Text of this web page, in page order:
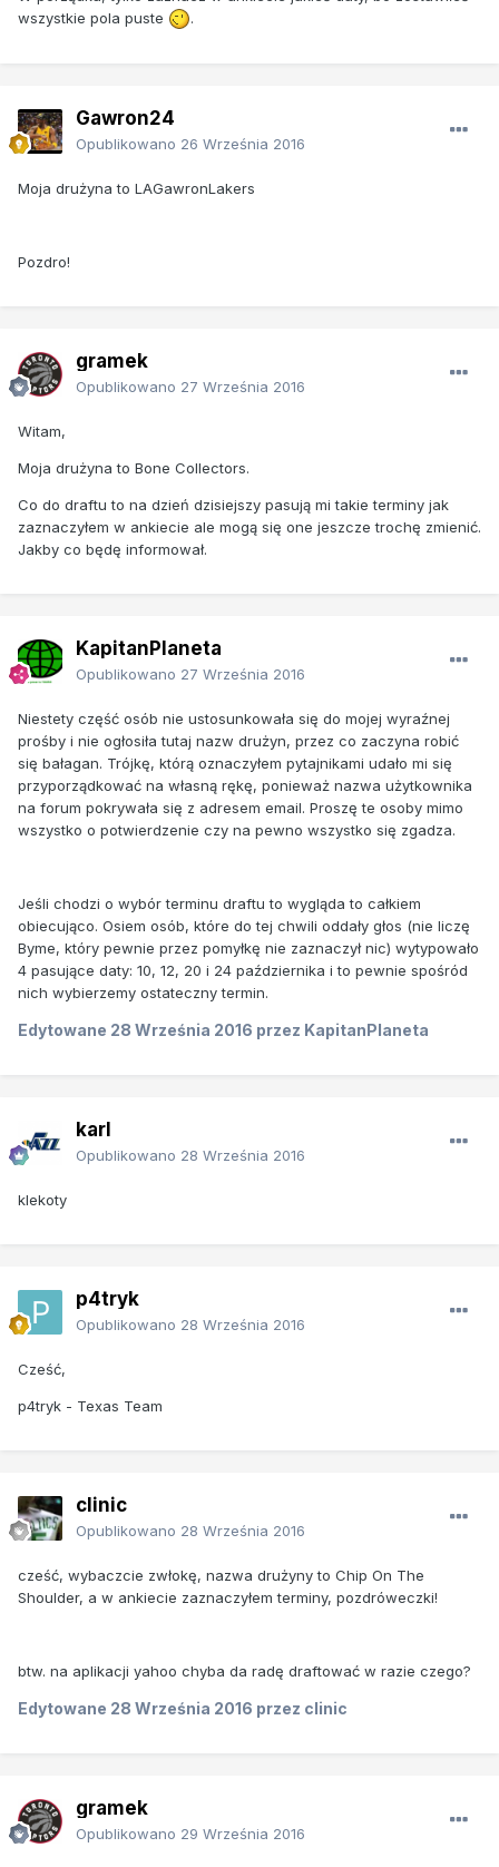
wszystkie pola puste
.
Gawron24
Opublikowano 26 Września 2016
Moja drużyna to LAGawronLakers
Pozdro!
gramek
Opublikowano 27 Września 2016
Witam,
Moja drużyna to Bone Collectors.
Co do draftu to na dzień dzisiejszy pasują mi takie terminy jak
zaznaczyłem w ankiecie ale mogą się one jeszcze trochę zmienić.
Jakby co będę informował.
KapitanPlaneta
Opublikowano 27 Września 2016
Niestety część osób nie ustosunkowała się do mojej wyraźnej
prośby i nie ogłosiła tutaj nazw drużyn, przez co zaczyna robić
się bałagan. Trójkę, którą oznaczyłem pytajnikami udało mi się
przyporządkować na własną rękę, ponieważ nazwa użytkownika
na forum pokrywała się z adresem email. Proszę te osoby mimo
wszystko o potwierdzenie czy na pewno wszystko się zgadza.
Jeśli chodzi o wybór terminu draftu to wygląda to całkiem
obiecująco. Osiem osób, które do tej chwili oddały głos (nie liczę
Byme, który pewnie przez pomyłkę nie zaznaczył nic) wytypowało
4 pasujące daty: 10, 12, 20 i 24 października i to pewnie spośród
nich wybierzemy ostateczny termin.
Edytowane 28 Września 2016 przez KapitanPlaneta
karl
Opublikowano 28 Września 2016
klekoty
p4tryk
Opublikowano 28 Września 2016
Cześć,
p4tryk - Texas Team
clinic
Opublikowano 28 Września 2016
cześć, wybaczcie zwłokę, nazwa drużyny to Chip On The
Shoulder, a w ankiecie zaznaczyłem terminy, pozdróweczki!
btw. na aplikacji yahoo chyba da radę draftować w razie czego?
Edytowane 28 Września 2016 przez clinic
gramek
Opublikowano 29 Września 2016